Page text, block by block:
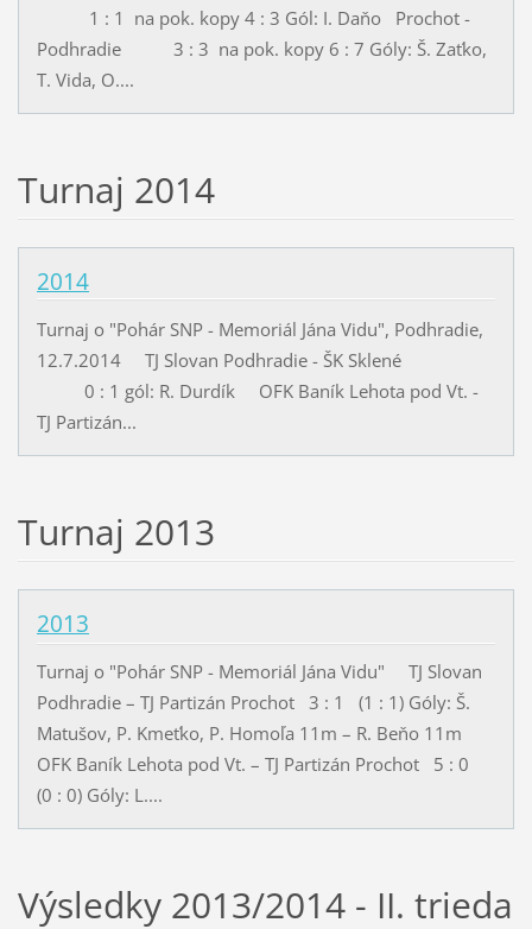
1 : 1 na pok. kopy 4 : 3 Gól: I. Daňo Prochot -
Podhradie 3 : 3 na pok. kopy 6 : 7 Góly: Š. Zaťko,
T. Vida, O....
Turnaj 2014
2014
Turnaj o "Pohár SNP - Memoriál Jána Vidu", Podhradie,
12.7.2014 TJ Slovan Podhradie - ŠK Sklené
0 : 1 gól: R. Durdík OFK Baník Lehota pod Vt. -
TJ Partizán...
Turnaj 2013
2013
Turnaj o "Pohár SNP - Memoriál Jána Vidu" TJ Slovan
Podhradie – TJ Partizán Prochot 3 : 1 (1 : 1) Góly: Š.
Matušov, P. Kmeťko, P. Homoľa 11m – R. Beňo 11m
OFK Baník Lehota pod Vt. – TJ Partizán Prochot 5 : 0
(0 : 0) Góly: L....
Výsledky 2013/2014 - II. trieda